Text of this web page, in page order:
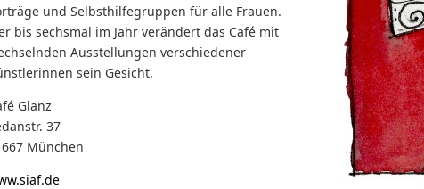
und Selbsthilfegruppen für alle Frauen.
bis sechsmal im Jahr verändert das Café mit
Ausstellungen verschiedener
sein Gesicht.
Glanz
37
München